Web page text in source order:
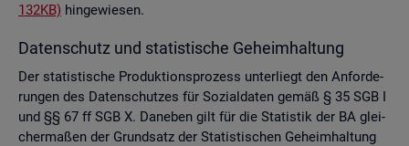
132KB) hin­ge­wie­sen.
Da­ten­schutz und sta­tis­ti­sche Ge­heim­hal­tung
Der sta­tis­ti­sche Pro­duk­ti­ons­pro­zess un­ter­liegt den An­for­de­
run­gen des Da­ten­schut­zes für So­zi­al­da­ten gemäß § 35 SGB I
und §§ 67 ff SGB X. Da­ne­ben gilt für die Sta­tis­tik der BA glei­
cher­ma­ßen der Grund­satz der Sta­tis­ti­schen Ge­heim­hal­tung